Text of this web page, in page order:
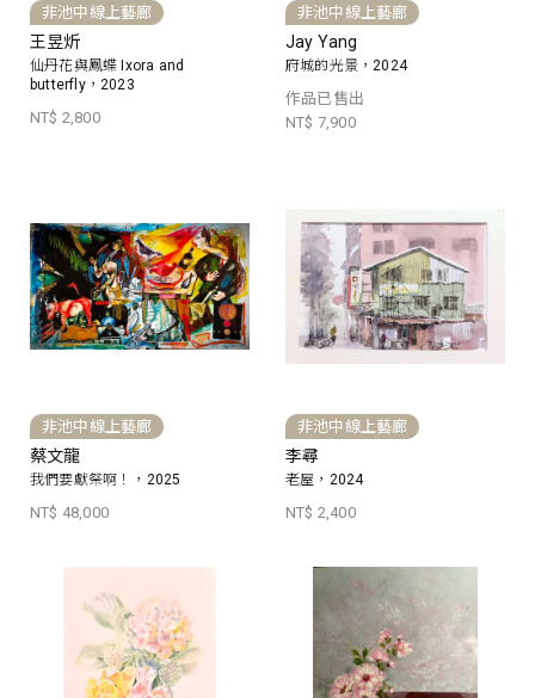
非池中線上藝廊
王昱炘
仙丹花與鳳蝶 Ixora and
butterfly，2023
NT$ 2,800
非池中線上藝廊
Jay Yang
府城的光景，2024
作品已售出
NT$ 7,900
非池中線上藝廊
蔡文龍
我們要獻祭啊！，2025
NT$ 48,000
非池中線上藝廊
李尋
老屋，2024
NT$ 2,400